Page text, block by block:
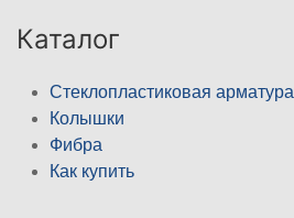
Каталог
Стеклопластиковая арматура
Колышки
Фибра
Как купить